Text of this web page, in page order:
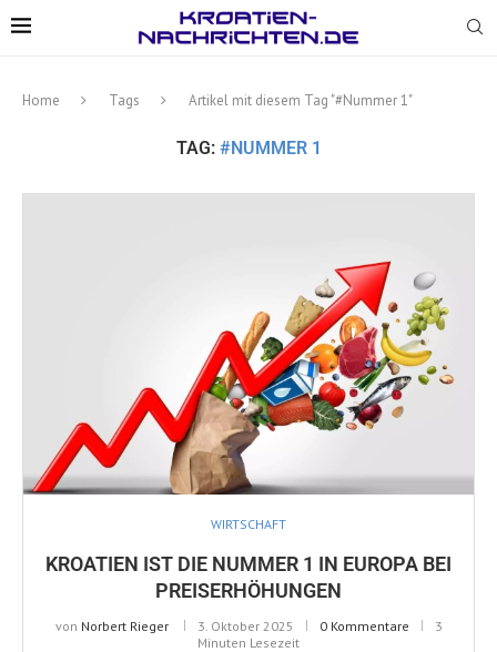
Home Tags Artikel mit diesem Tag "#Nummer 1"
TAG: #NUMMER 1
WIRTSCHAFT
KROATIEN IST DIE NUMMER 1 IN EUROPA BEI
PREISERHÖHUNGEN
von Norbert Rieger 3. Oktober 2025 0 Kommentare
3
Minuten Lesezeit